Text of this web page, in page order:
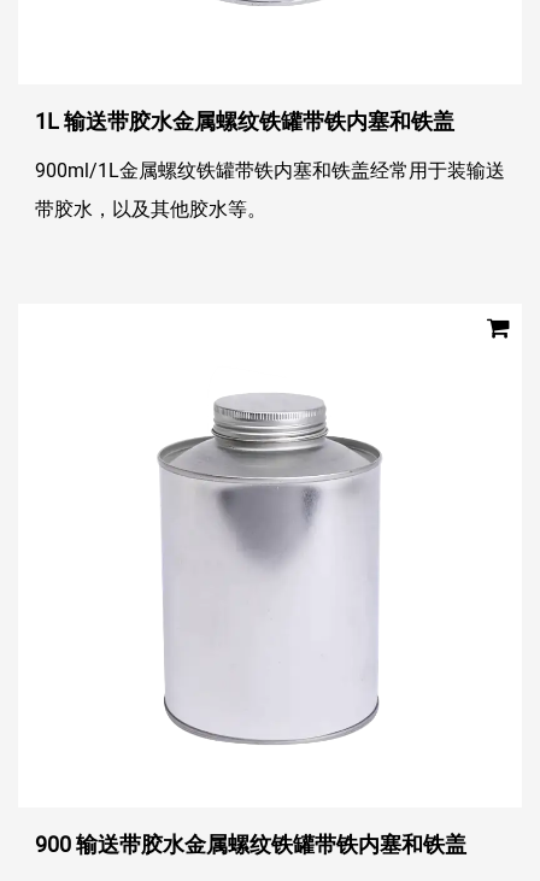
1L 输送带胶水金属螺纹铁罐带铁内塞和铁盖
900ml/1L金属螺纹铁罐带铁内塞和铁盖经常用于装输送
带胶水，以及其他胶水等。
900 输送带胶水金属螺纹铁罐带铁内塞和铁盖